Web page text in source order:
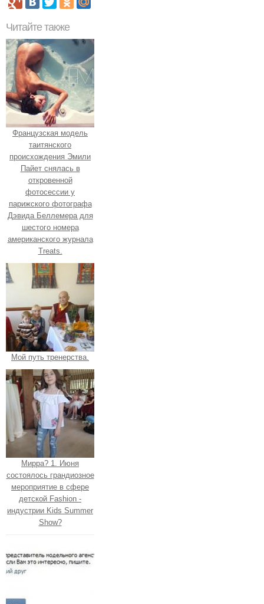
Читайте также
Французская модель
таитянского
происхождения Эмили
Пайет снялась в
откровенной
фотосессии у
парижского фотографа
Дэвида Беллемера для
шестого номера
американского журнала
Treats.
Мой путь тренерства.
Мирра? 1. Июня
состоялось грандиозное
мероприятие в сфере
детской Fashion -
индустрии Kids Summer
Show?